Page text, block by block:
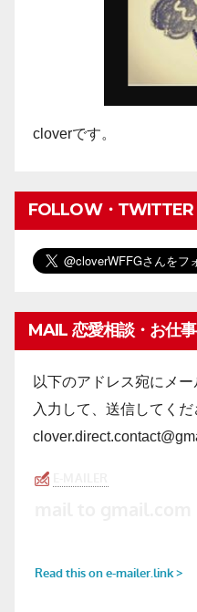
cloverです。
FOLLOW・TWITTER
MAIL 恋愛相談・お仕
以下のアドレス宛にメ
入力して、送信してくだ